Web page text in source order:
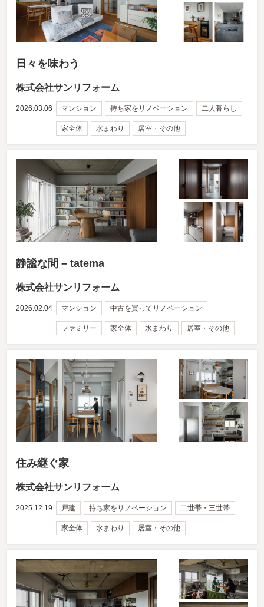
日々を味わう
株式会社サンリフォーム
2026.03.06 マンション 持ち家をリノベーション 二人暮らし
家全体 水まわり 居室・その他
静謐な間 – tatema
株式会社サンリフォーム
2026.02.04 マンション 中古を買ってリノベーション
ファミリー 家全体 水まわり 居室・その他
住み継ぐ家
株式会社サンリフォーム
2025.12.19 戸建 持ち家をリノベーション 二世帯・三世帯
家全体 水まわり 居室・その他